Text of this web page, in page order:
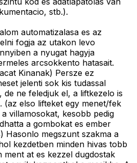
stb.).
automatizalasa es az
fogja az utakon levo
a nyugat hagyja
arcsokkento hatasait.
Kinanak) Persze ez
jelenti sok kis tudassal
de ne feledjuk el, a liftkezelo is
(az elso lifteket egy menet/fek
villamosokat, kesobb pedig
a gombokat es ember
Hasonlo megszunt szakma a
kezdetben minden hivas tobb
at es kezzel dugdostak